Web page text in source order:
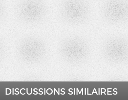
DISCUSSIONS SIMILAIRES